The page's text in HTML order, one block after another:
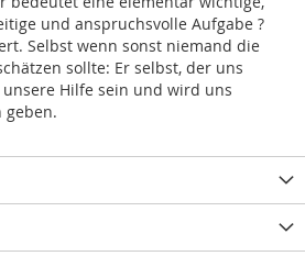
und anspruchsvolle Aufgabe ?
Selbst wenn sonst niemand die
sollte: Er selbst, der uns
Hilfe sein und wird uns
geben.